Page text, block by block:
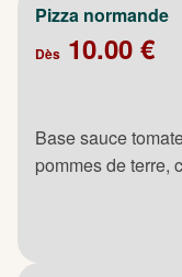
Pizza normande
Dès 10.00 €
Base sauce
pommes de terre,